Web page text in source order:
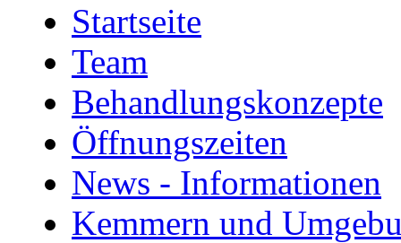
Startseite
Team
Behandlungskonzepte
Öffnungszeiten
News - Informationen
Kemmern und